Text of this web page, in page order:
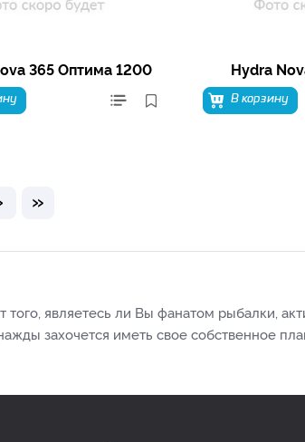
365 Оптима 1200 Hydra
В корзину
»
того, являетесь ли Вы фанатом рыбалки,
захочется иметь свое собственное